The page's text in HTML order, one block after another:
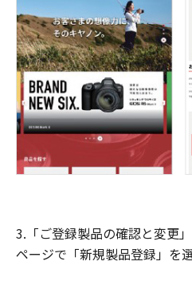
3.「ご登録製品の確認と変更」
ページで「新規製品登録」を